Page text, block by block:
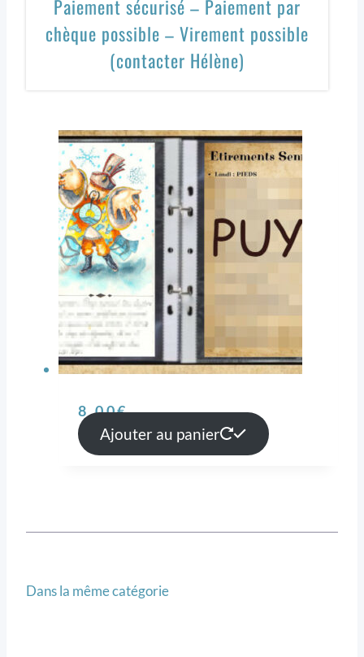
Paiement sécurisé – Paiement par
chèque possible – Virement possible
(contacter Hélène)
8,00€
Ajouter au panier
Dans la même catégorie